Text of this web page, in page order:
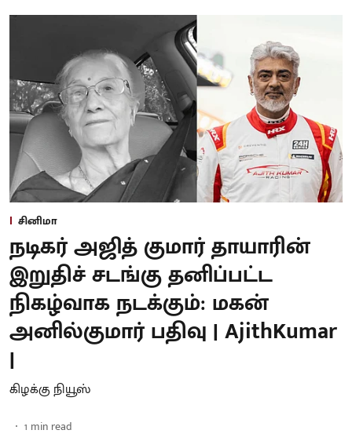
சினிமா
நடிகர் அஜித் குமார் தாயாரின்
இறுதிச் சடங்கு தனிப்பட்ட
நிகழ்வாக நடக்கும்: மகன்
அனில்குமார் பதிவு | AjithKumar
|
கிழக்கு நியூஸ்
1 min read